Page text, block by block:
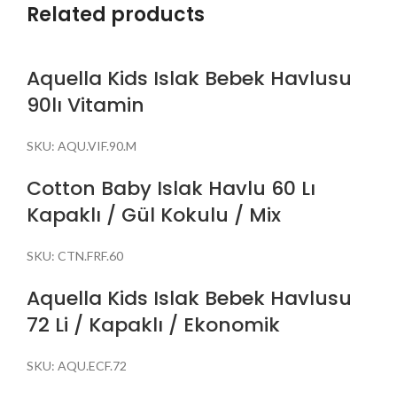
Related products
Aquella Kids Islak Bebek Havlusu
90lı Vitamin
SKU: AQU.VIF.90.M
Cotton Baby Islak Havlu 60 Lı
Kapaklı / Gül Kokulu / Mix
SKU: CTN.FRF.60
Aquella Kids Islak Bebek Havlusu
72 Li / Kapaklı / Ekonomik
SKU: AQU.ECF.72